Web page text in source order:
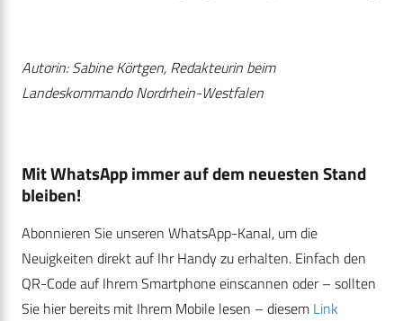
Autorin: Sabine Körtgen, Redakteurin beim
Landeskommando Nordrhein-Westfalen
Mit WhatsApp immer auf dem neuesten Stand
bleiben!
Abonnieren Sie unseren WhatsApp-Kanal, um die
Neuigkeiten direkt auf Ihr Handy zu erhalten. Einfach den
QR-Code auf Ihrem Smartphone einscannen oder – sollten
Sie hier bereits mit Ihrem Mobile lesen – diesem Link